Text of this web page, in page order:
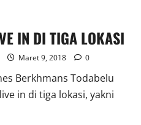
IN DI TIGA LOKASI
Maret 9, 2018 0
Berkhmans Todabelu
in di tiga lokasi, yakni